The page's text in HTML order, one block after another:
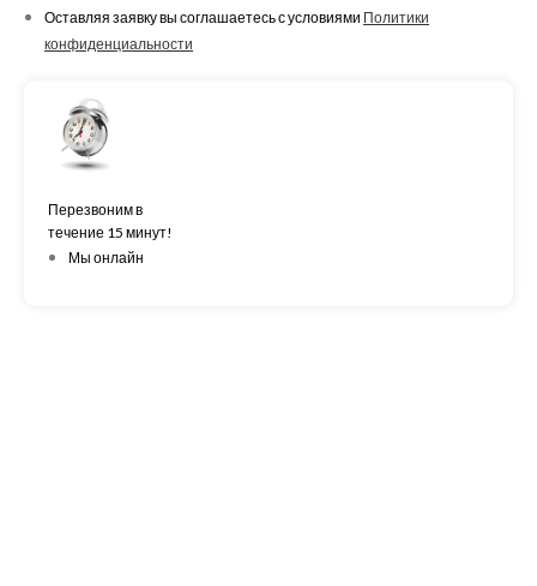
Оставляя заявку вы соглашаетесь с условиями Политики
конфиденциальности
Перезвоним в
течение 15 минут!
Мы онлайн